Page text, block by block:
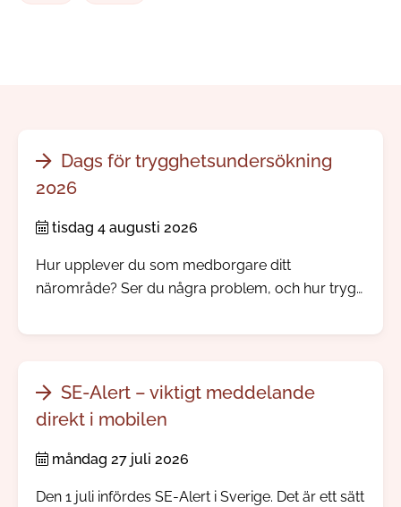
Dags för trygghetsundersökning
2026
tisdag 4 augusti 2026
Hur upplever du som medborgare ditt
närområde? Ser du några problem, och hur trygg
årliga trygghetsundersökning.
SE-Alert – viktigt meddelande
direkt i mobilen
måndag 27 juli 2026
Den 1 juli infördes SE-Alert i Sverige. Det är ett sätt